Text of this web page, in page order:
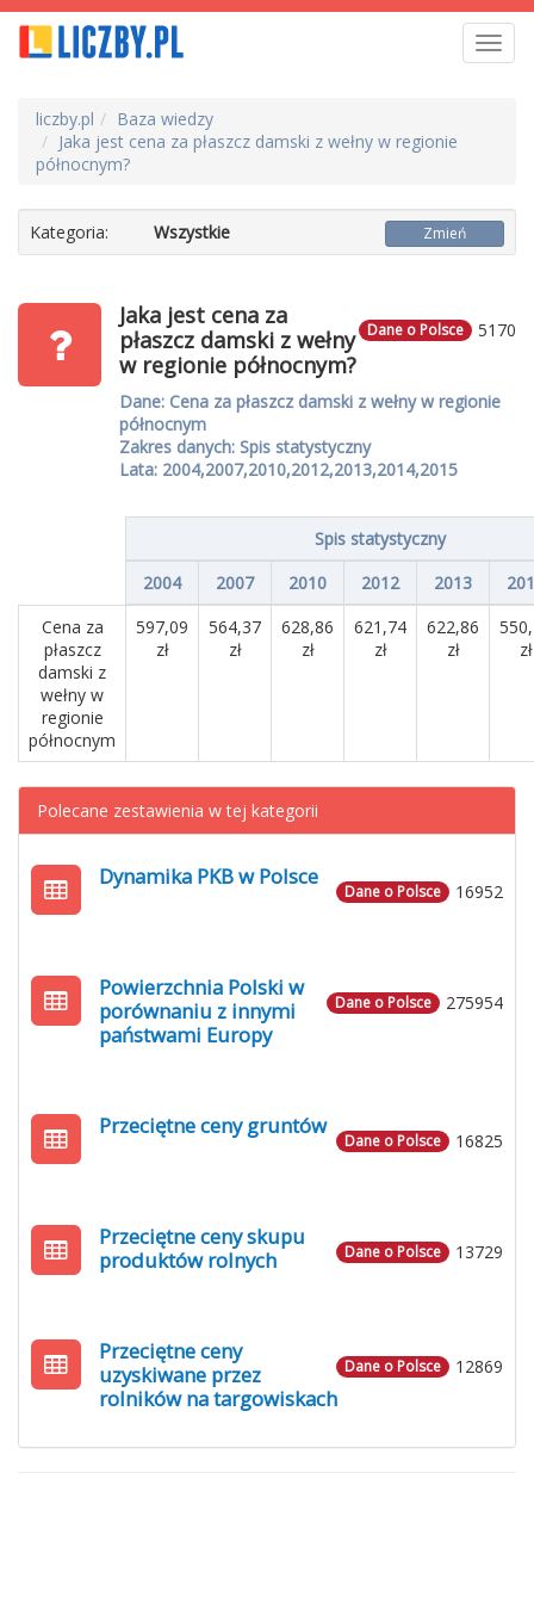
liczby.pl
Baza wiedzy
Jaka jest cena za płaszcz damski z wełny w regionie
północnym?
Kategoria: Wszystkie Zmień
5170
Dane o Polsce
Jaka jest cena za
płaszcz damski z wełny
w regionie północnym?
Dane: Cena za płaszcz damski z wełny w regionie
północnym
Zakres danych: Spis statystyczny
Lata: 2004,2007,2010,2012,2013,2014,2015
Spis statystyczny
2004
2007 2010 2012 2013
Cena za
płaszcz
damski z
wełny w
regionie
północnym
597,09
zł
564,37
zł
628,86
zł
621,74
zł
622,86
zł
zł
Polecane zestawienia w tej kategorii
16952
Dane o Polsce
Dynamika PKB w Polsce
275954
Dane o Polsce
Powierzchnia Polski w
porównaniu z innymi
państwami Europy
16825
Dane o Polsce
Przeciętne ceny gruntów
13729
Dane o Polsce
Przeciętne ceny skupu
produktów rolnych
12869
Dane o Polsce
Przeciętne ceny
uzyskiwane przez
rolników na targowiskach